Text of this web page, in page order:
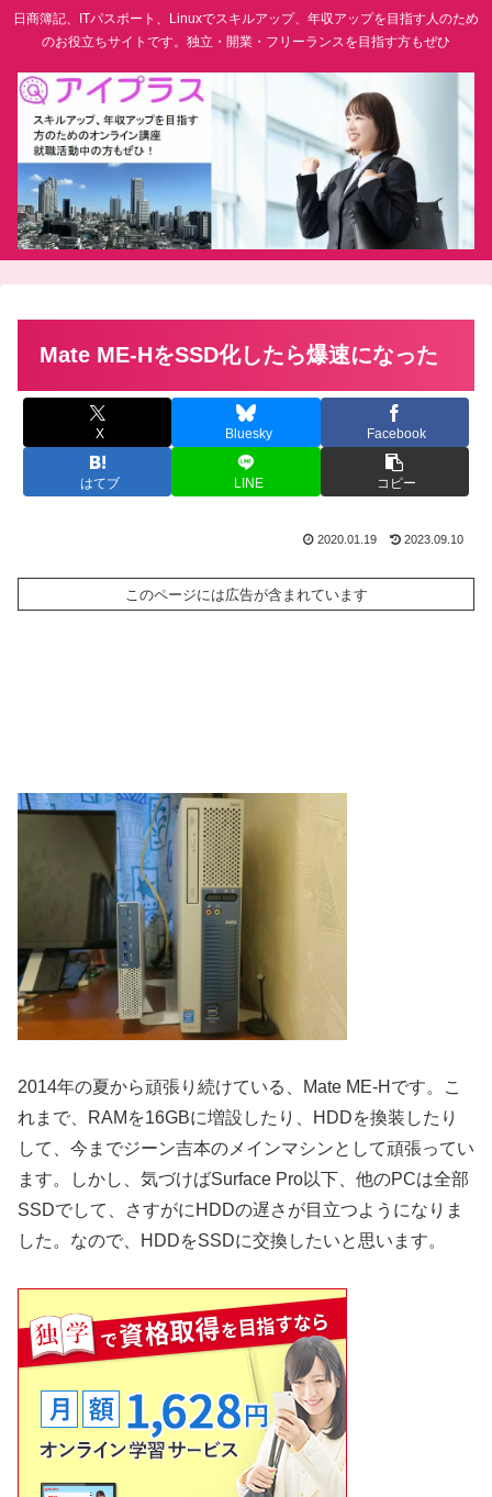
日商簿記、ITパスポート、Linuxでスキルアップ、年収アップを目指す人のため
のお役立ちサイトです。独立・開業・フリーランスを目指す方もぜひ
Mate ME-HをSSD化したら爆速になった
X Bluesky Facebook
はてブ LINE コピー
2020.01.19 2023.09.10
このページには広告が含まれています
2014年の夏から頑張り続けている、Mate ME-Hです。こ
れまで、RAMを16GBに増設したり、HDDを換装したり
して、今までジーン吉本のメインマシンとして頑張ってい
ます。しかし、気づけばSurface Pro以下、他のPCは全部
SSDでして、さすがにHDDの遅さが目立つようになりま
した。なので、HDDをSSDに交換したいと思います。